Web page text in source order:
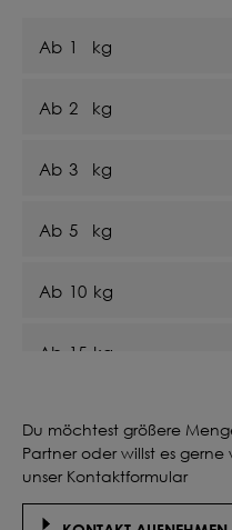
Ab 1 kg
Ab 2 kg
Ab 3 kg
Ab 5 kg
Ab 10 kg
Ab 15 kg
Ab 25 kg
Du möchtest größere
Partner oder willst es
unser Kontaktformular